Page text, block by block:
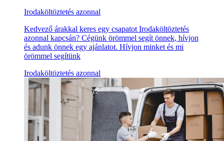
Irodaköltöztetés azonnal
Kedvező árakkal keres egy csapatot Irodaköltöztetés
azonnal kapcsán? Cégünk örömmel segít önnek, hívjon
és adunk önnek egy ajánlatot. Hívjon minket és mi
örömmel segítünk
Irodaköltöztetés azonnal